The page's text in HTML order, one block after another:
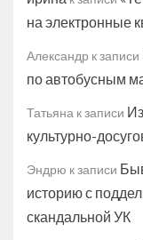
на электронные
Александр к записи
по автобусным
Татьяна к записи
культурно-
Эндрю к записи
историю с
скандальной УК